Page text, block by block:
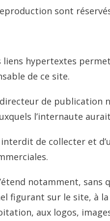
sont
hypertextes
de ce site.
directeur de
l’internaute
de collecter et
notamment,
figurant sur le site, à
aux logos,